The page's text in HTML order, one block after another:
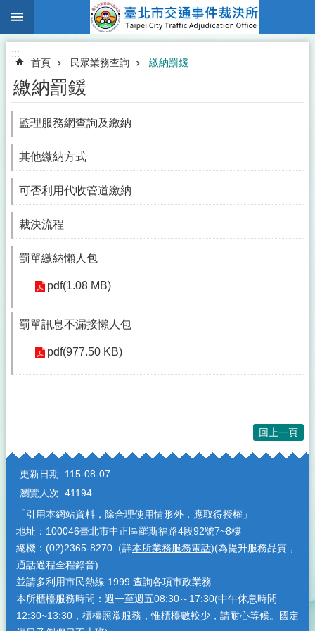
跳到主要內容區塊
:::
首頁 民眾業務查詢 繳納罰鍰
繳納罰鍰
監理服務網查詢及繳納
其他繳納方式
可否利用代收管道繳納
裁決流程
罰單繳納懶人包
pdf(1.08 MB)
罰單訊息不漏接懶人包
pdf(977.50 KB)
回上一頁
:::
更新日期
115-08-07
瀏覽人次 41194
「引用本網站資料，除合理使用情形外，應取得授權」
地址：100046臺北市中正區羅斯福路4段92號7~8樓
總機：(02)2365-8270（詳本所業務服務電話)(為提升服務品質，
通話過程全程錄音)
並請多利用市民熱線 1999 查詢各項市政業務
本所櫃檯服務時間：週一至週五08:30～17:30(中午休息時間
12:30~13:30，櫃檯照常服務，惟櫃檯數較少，請耐心等候。國定